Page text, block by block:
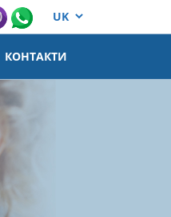
КОНТАКТИ